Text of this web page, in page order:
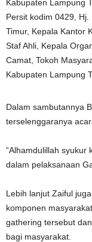
Kabupaten Lampung
Persit kodim 0429,
Timur, Kepala Kantor
Staf Ahli, Kepala
Camat, Tokoh
Kabupaten Lampung
Dalam sambutannya
terselenggaranya
“Alhamdulillah syukur
dalam pelaksanaan
Lebih lanjut Zaiful
komponen
gathering tersebut
bagi masyarakat.